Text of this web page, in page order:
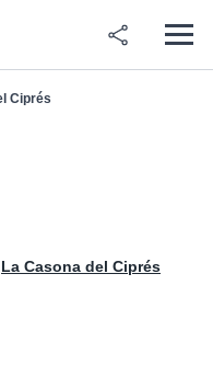
Ciprés
La Casona del Ciprés